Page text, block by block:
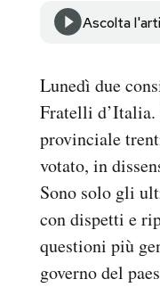
Ascolta
Lunedì due
Fratelli
provinciale
votato, in
Sono solo gli
con dispetti e
questioni più
governo del